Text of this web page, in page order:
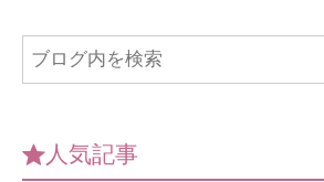
人気記事